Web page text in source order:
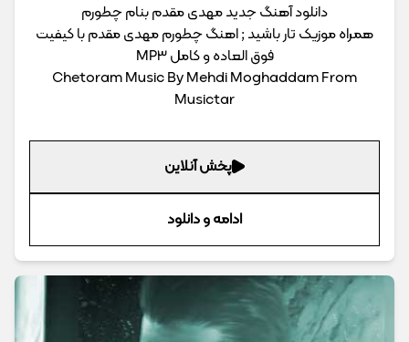
دانلود آهنگ جدید مهدی مقدم بنام چطورم
همراه موزیک تار باشید ; اهنگ چطورم مهدی مقدم با کیفیت
فوق العاده و کامل MP3
Chetoram Music By Mehdi Moghaddam From
Musictar
پخش آنلاین
ادامه و دانلود